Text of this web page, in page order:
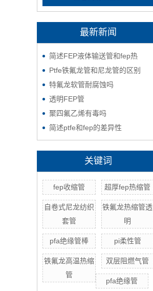
最新新闻
简述FEP液体输送管和fep热
Ptfe铁氟龙管和尼龙管的区别
特氟龙软管耐腐蚀吗
透明FEP管
聚四氟乙烯有毒吗
简述ptfe和fep的差异性
关键词
fep收缩管 超厚fep热缩管
自卷式尼龙纺织
套管
铁氟龙热缩管透
明
pfa绝缘管棒 pi柔性管
铁氟龙高温热缩
管
双层阻燃气管
pfa绝缘管